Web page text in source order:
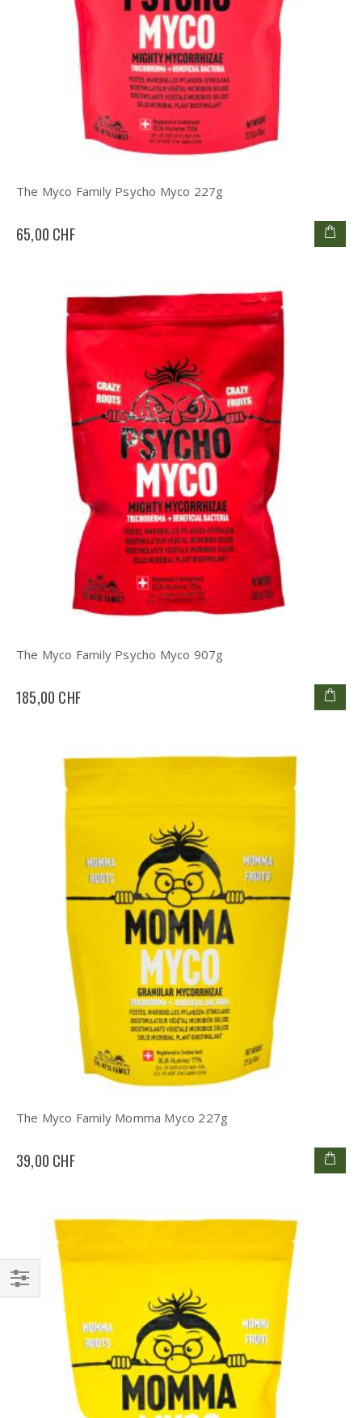
The Myco Family Psycho Myco 227g
65,00 CHF
The Myco Family Psycho Myco 907g
185,00 CHF
The Myco Family Momma Myco 227g
39,00 CHF
Filtrer